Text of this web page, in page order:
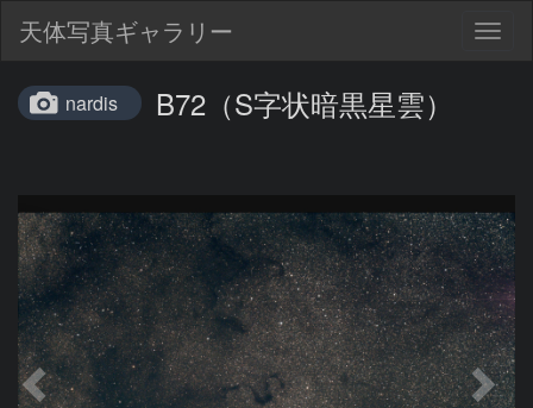
天体写真ギャラリー
nardis B72（S字状暗黒星雲）